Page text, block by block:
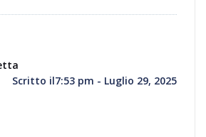
Scritto il7:53 pm - Luglio 29, 2025